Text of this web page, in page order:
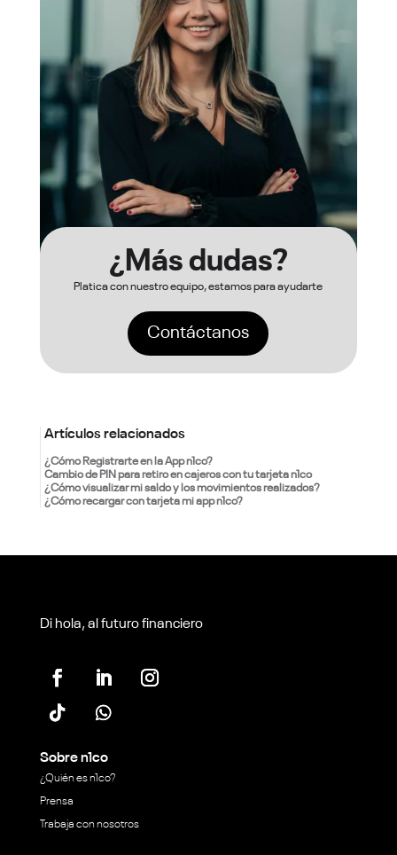
¿Más dudas?
Platica con nuestro equipo, estamos para ayudarte
Contáctanos
Artículos relacionados
¿Cómo Registrarte en la App n1co?
Cambio de PIN para retiro en cajeros con tu tarjeta n1co
¿Cómo visualizar mi saldo y los movimientos realizados?
¿Cómo recargar con tarjeta mi app n1co?
Di hola, al futuro financiero
Sobre n1co
¿Quién es n1co?
Prensa
Trabaja con nosotros